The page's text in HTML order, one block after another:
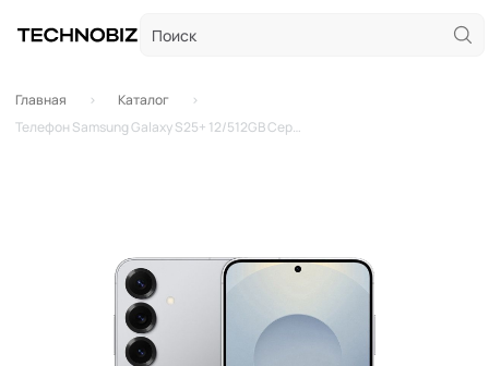
Главная
Каталог
Телефон Samsung Galaxy S25+ 12/512GB Серебристая Тень (Silver Shadow)